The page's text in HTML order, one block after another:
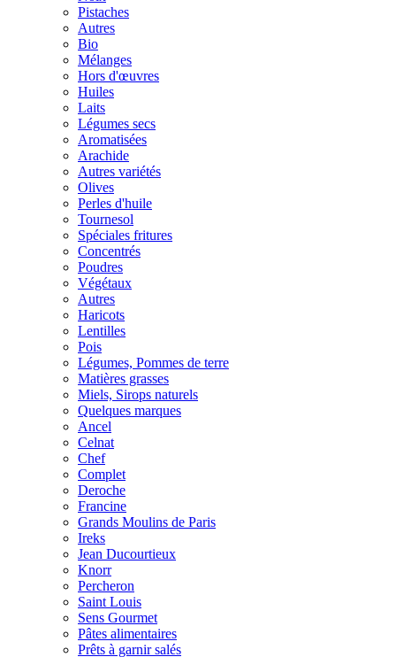
Pistaches
Autres
Bio
Mélanges
Hors d'œuvres
Huiles
Laits
Légumes secs
Aromatisées
Arachide
Autres variétés
Olives
Perles d'huile
Tournesol
Spéciales fritures
Concentrés
Poudres
Végétaux
Autres
Haricots
Lentilles
Pois
Légumes, Pommes de terre
Matières grasses
Miels, Sirops naturels
Quelques marques
Ancel
Celnat
Chef
Complet
Deroche
Francine
Grands Moulins de Paris
Ireks
Jean Ducourtieux
Knorr
Percheron
Saint Louis
Sens Gourmet
Pâtes alimentaires
Prêts à garnir salés